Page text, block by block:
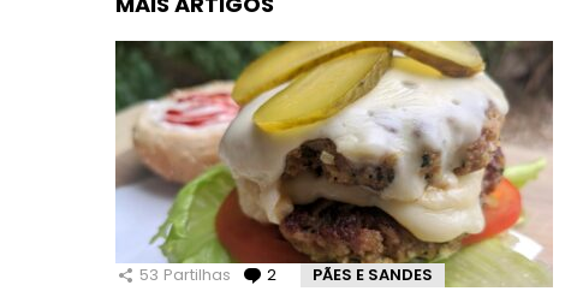
53 Partilhas 2 Comentários
PÃES E SANDES